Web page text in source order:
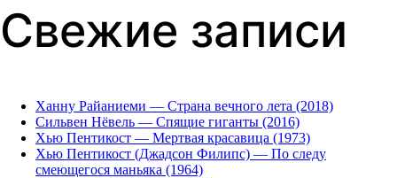
Свежие записи
Ханну Райаниеми — Страна вечного лета (2018)
Сильвен Нёвель — Спящие гиганты (2016)
Хью Пентикост — Мертвая красавица (1973)
Хью Пентикост (Джадсон Филипс) — По следу
смеющегося маньяка (1964)